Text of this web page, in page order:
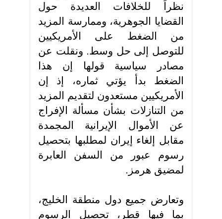
نظراً للخلافات العديدة حول
القضايا الجوهرية، وممارسة المزيد
من الضغط على الأمريكيين
للتوصل إلى حل وسط. ونقلت عن
مصادر سياسية قولها إن هذا
الضغط بدأ يؤتي ثماره، إذ إن
الأمريكيين مستعدون لتقديم المزيد
من التنازلات بشأن مسألة الإفراج
عن الأموال الإيرانية المجمدة
مقابل إلغاء إيران لمطلبها بتحصيل
رسوم عبور من السفن العابرة
لمضيق هرمز .
وتعارض جميع دول منطقة الخليج،
بما فيها قطر، تحصيل الرسوم